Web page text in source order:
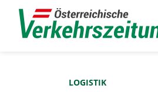
LOGISTIK